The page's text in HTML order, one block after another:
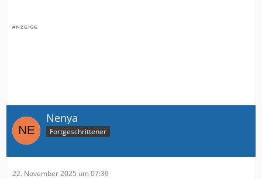
Nenya
Fortgeschrittener
22. November 2025 um 07:39